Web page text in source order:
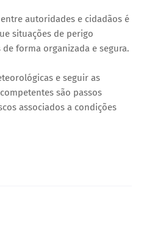
autoridades e cidadãos é
situações de perigo
forma organizada e segura.
e seguir as
são passos
associados a condições